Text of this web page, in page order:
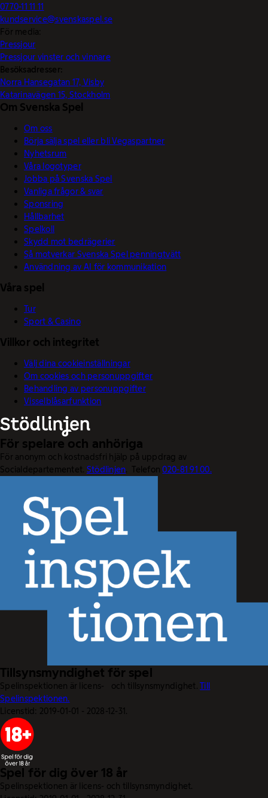
0770-11 11 11
kundservice@svenskaspel.se
För media:
Pressjour
Pressjour vinster och vinnare
Besöksadresser:
Norra Hansegatan 17, Visby
Katarinavägen 15, Stockholm
Om Svenska Spel
Om oss
Börja sälja spel eller bli Vegaspartner
Nyhetsrum
Våra logotyper
Jobba på Svenska Spel
Vanliga frågor & svar
Sponsring
Hållbarhet
Spelkoll
Skydd mot bedrägerier
Så motverkar Svenska Spel penningtvätt
Användning av AI för kommunikation
Våra spel
Tur
Sport & Casino
Villkor och integritet
Välj dina cookieinställningar
Om cookies och personuppgifter
Behandling av personuppgifter
Visselblåsarfunktion
För spelare och anhöriga
För anonym och kostnadsfri hjälp på uppdrag av
Socialdepartementet. Stödlinjen. Telefon020-81 91 00.
Tillsynsmyndighet för spel
Spelinspektionen är licens- och tillsynsmyndighet.Till
Spelinspektionen.
Licenstid: 2019-01-01 - 2028-12-31.
Spel för dig över 18 år
Spelinspektionen är licens- och tillsynsmyndighet.